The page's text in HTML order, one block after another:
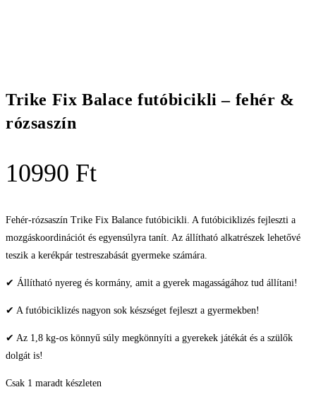
Trike Fix Balace futóbicikli – fehér &
rózsaszín
10990 Ft
Fehér-rózsaszín Trike Fix Balance futóbicikli. A futóbiciklizés fejleszti a
mozgáskoordinációt és egyensúlyra tanít. Az állítható alkatrészek lehetővé
teszik a kerékpár testreszabását gyermeke számára.
✔ Állítható nyereg és kormány, amit a gyerek magasságához tud állítani!
✔ A futóbiciklizés nagyon sok készséget fejleszt a gyermekben!
✔ Az 1,8 kg-os könnyű súly megkönnyíti a gyerekek játékát és a szülők
dolgát is!
Csak 1 maradt készleten